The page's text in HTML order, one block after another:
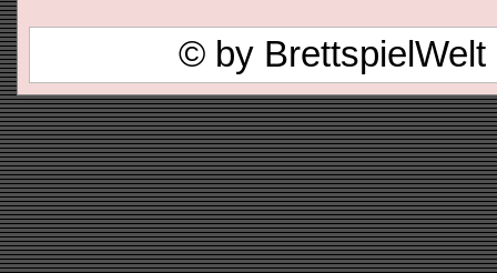
© by